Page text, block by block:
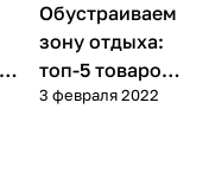
Советы
покупателям
Обустраиваем
зону отдыха:
топ-5 товаров
для комфорта
3 февраля 2022